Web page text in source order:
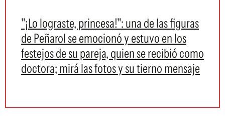
"¡Lo lograste, princesa!": una de las figuras
de Peñarol se emocionó y estuvo en los
festejos de su pareja, quien se recibió como
doctora; mirá las fotos y su tierno mensaje